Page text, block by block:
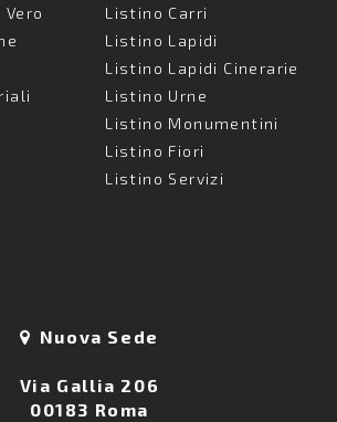
Listino Carri
Listino Lapidi
Listino Lapidi Cinerarie
Listino Urne
Listino Monumentini
Listino Fiori
Listino Servizi
Nuova Sede
Via Gallia 206
00183 Roma